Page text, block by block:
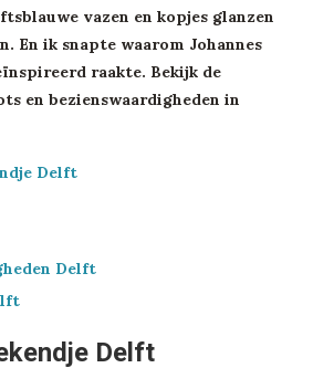
vazen en kopjes glanzen
En ik snapte waarom Johannes
raakte. Bekijk de
en bezienswaardigheden in
Delft
Delft
Delft